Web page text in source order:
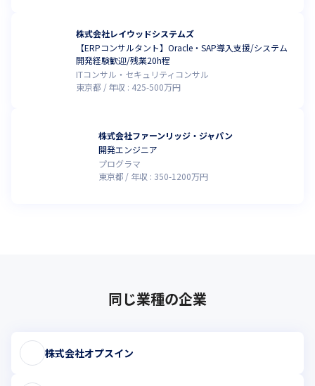
株式会社レイウッドシステムズ
【ERPコンサルタント】Oracle・SAP導入支援/システム
開発経験歓迎/残業20h程
ITコンサル・セキュリティコンサル
東京都
年収 : 425-500万円
株式会社ファーンリッジ・ジャパン
開発エンジニア
プログラマ
東京都
年収 : 350-1200万円
同じ業種の企業
株式会社オプスイン